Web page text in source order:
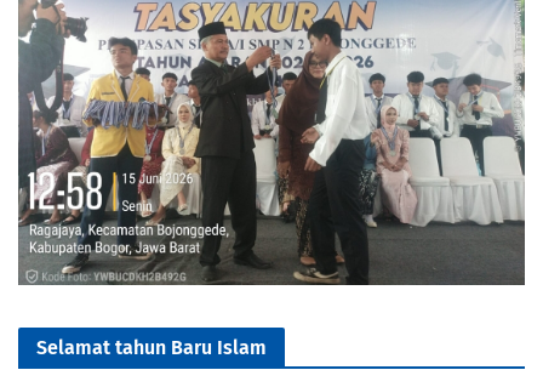
Selamat tahun Baru Islam